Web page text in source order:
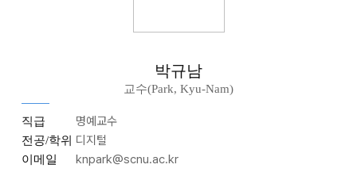
박규남
교수(Park, Kyu-Nam)
직급 명예교수
전공/학위 디지털
이메일 knpark@scnu.ac.kr